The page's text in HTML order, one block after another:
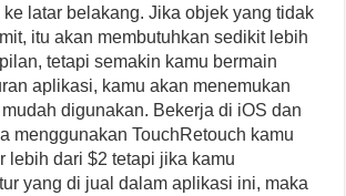
latar belakang. Jika objek yang tidak
itu akan membutuhkan sedikit lebih
tetapi semakin kamu bermain
aplikasi, kamu akan menemukan
digunakan. Bekerja di iOS dan
menggunakan TouchRetouch kamu
lebih dari $2 tetapi jika kamu
yang di jual dalam aplikasi ini, maka